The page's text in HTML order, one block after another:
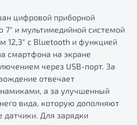
цифровой приборной
7" и мультимедийной системой
12,3" с Bluetooth и функцией
смартфона на экране
через USB-порт. За
отвечает
а за улучшенный
вида, которую дополняют
датчики. Для зарядки